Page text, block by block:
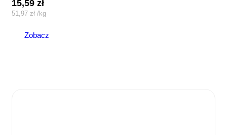
15,59zł
51,97 zł /kg
Zobacz